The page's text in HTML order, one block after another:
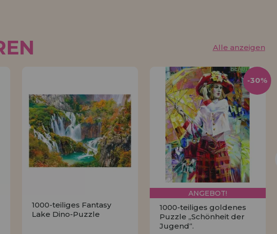
Alle anzeigen
1000-teiliges Fantasy
Lake Dino-Puzzle
ANGEBOT!
1000-teiliges goldenes
Puzzle „Schönheit der
Jugend“.
-30%